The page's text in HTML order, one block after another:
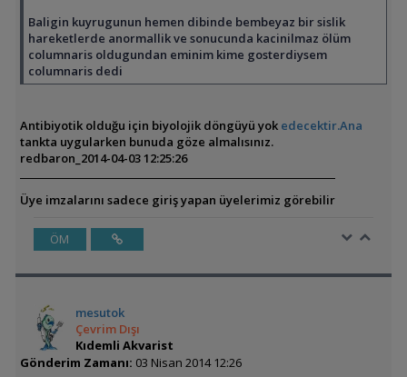
Baligin kuyrugunun hemen dibinde bembeyaz bir sislik
hareketlerde anormallik ve sonucunda kacinilmaz ölüm
columnaris oldugundan eminim kime gosterdiysem
columnaris dedi
Antibiyotik olduğu için biyolojik döngüyü yokedecektir.Ana
tankta uygularken bunuda göze almalısınız.
redbaron_ 2014-04-03 12:25:26
Üye imzalarını sadece giriş yapan üyelerimiz görebilir
ÖM
mesutok
Çevrim Dışı
Kıdemli Akvarist
Gönderim Zamanı: 03 Nisan 2014 12:26